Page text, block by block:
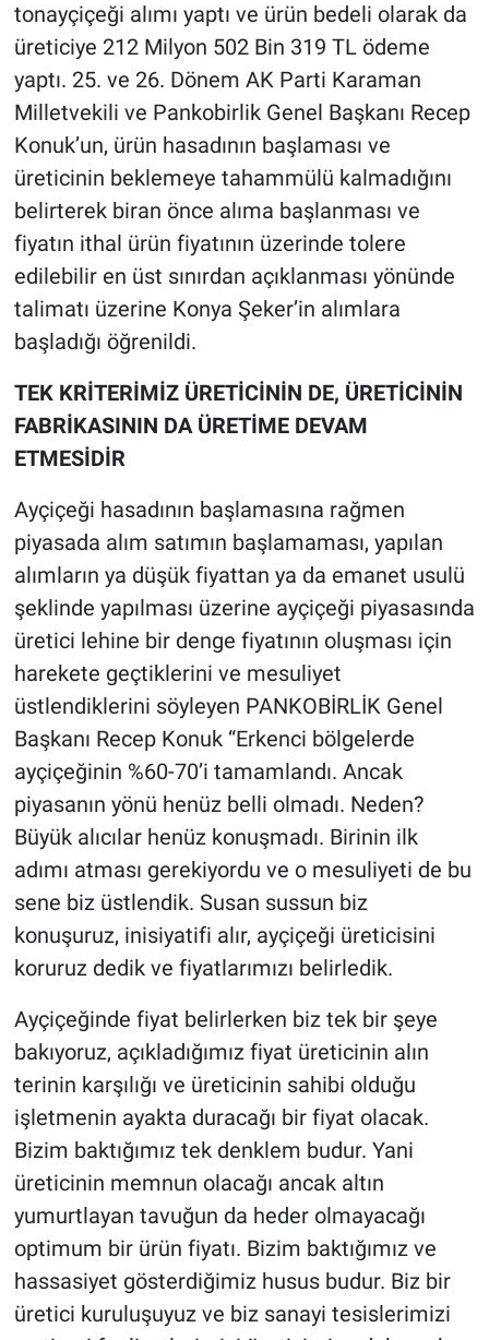
tonayçiçeği alımı yaptı ve ürün bedeli olarak da
üreticiye 212 Milyon 502 Bin 319 TL ödeme
yaptı. 25. ve 26. Dönem AK Parti Karaman
Milletvekili ve Pankobirlik Genel Başkanı Recep
Konuk’un, ürün hasadının başlaması ve
üreticinin beklemeye tahammülü kalmadığını
belirterek biran önce alıma başlanması ve
fiyatın ithal ürün fiyatının üzerinde tolere
edilebilir en üst sınırdan açıklanması yönünde
talimatı üzerine Konya Şeker’in alımlara
başladığı öğrenildi.
TEK KRİTERİMİZ ÜRETİCİNİN DE, ÜRETİCİNİN
FABRİKASININ DA ÜRETİME DEVAM
ETMESİDİR
Ayçiçeği hasadının başlamasına rağmen
piyasada alım satımın başlamaması, yapılan
alımların ya düşük fiyattan ya da emanet usulü
şeklinde yapılması üzerine ayçiçeği piyasasında
üretici lehine bir denge fiyatının oluşması için
harekete geçtiklerini ve mesuliyet
üstlendiklerini söyleyen PANKOBİRLİK Genel
Başkanı Recep Konuk “Erkenci bölgelerde
ayçiçeğinin %60-70’i tamamlandı. Ancak
piyasanın yönü henüz belli olmadı. Neden?
Büyük alıcılar henüz konuşmadı. Birinin ilk
adımı atması gerekiyordu ve o mesuliyeti de bu
sene biz üstlendik. Susan sussun biz
konuşuruz, inisiyatifi alır, ayçiçeği üreticisini
koruruz dedik ve fiyatlarımızı belirledik.
Ayçiçeğinde fiyat belirlerken biz tek bir şeye
bakıyoruz, açıkladığımız fiyat üreticinin alın
terinin karşılığı ve üreticinin sahibi olduğu
işletmenin ayakta duracağı bir fiyat olacak.
Bizim baktığımız tek denklem budur. Yani
üreticinin memnun olacağı ancak altın
yumurtlayan tavuğun da heder olmayacağı
optimum bir ürün fiyatı. Bizim baktığımız ve
hassasiyet gösterdiğimiz husus budur. Biz bir
üretici kuruluşuyuz ve biz sanayi tesislerimizi